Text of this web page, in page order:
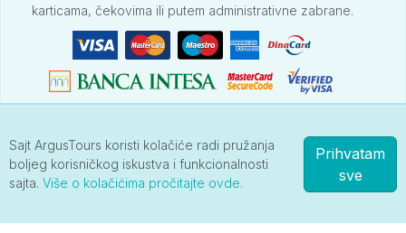
karticama, čekovima ili putem administrativne zabrane.
Podaci na našoj web stranici su informativnog karaktera.
Zvanični su isključivo štampani programi putovanja sa cenovnikom, koji
su sastavni deo ugovora o putovanju i dostupni su u našoj agenciji.
Copyright ArgusTours 2001-2026
Sajt ArgusTours koristi kolačiće radi pružanja
boljeg korisničkog iskustva i funkcionalnosti
sajta. Više o kolačićima pročitajte ovde.
Prihvatam
sve